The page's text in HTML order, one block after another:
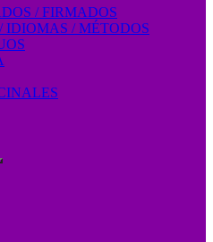
/ FIRMADOS
IDIOMAS / MÉTODOS